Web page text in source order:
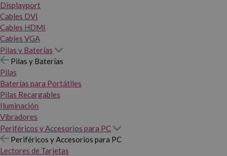
Displayport
Cables DVI
Cables HDMI
Cables VGA
Pilas y Baterías
Pilas y Baterías
Pilas
Baterías para Portátiles
Pilas Recargables
Iluminación
Vibradores
Periféricos y Accesorios para PC
Periféricos y Accesorios para PC
Lectores de Tarjetas